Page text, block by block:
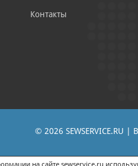
Контакты
© 2026
РЕКЛАМНО-ИНФОРМАЦИОННЫХ
на сайте sewservice.ru